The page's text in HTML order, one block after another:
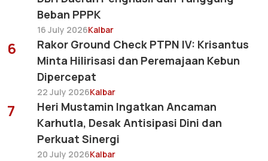
Beban PPPK
16 July 2026Kalbar
6
Rakor Ground Check PTPN IV: Krisantus
Minta Hilirisasi dan Peremajaan Kebun
Dipercepat
22 July 2026Kalbar
7
Heri Mustamin Ingatkan Ancaman
Karhutla, Desak Antisipasi Dini dan
Perkuat Sinergi
20 July 2026Kalbar